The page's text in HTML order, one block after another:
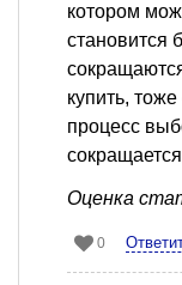
котором
становится
купить, тоже
процесс
Оценка
0